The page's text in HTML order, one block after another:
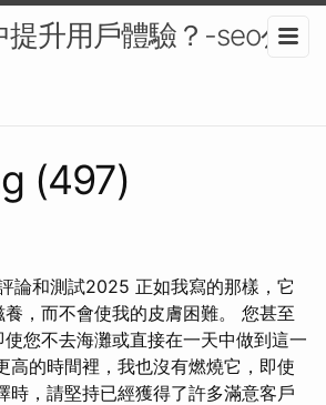
提升用戶體驗？-seo公
(497)
論和測試2025 正如我寫的那樣，它
，而不會使我的皮膚困難。 您甚至
您不去海灘或直接在一天中做到這一
高的時間裡，我也沒有燃燒它，即使
時，請堅持已經獲得了許多滿意客戶